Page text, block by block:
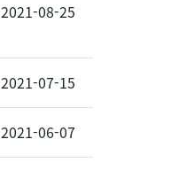
2021-08-25
2021-07-15
2021-06-07